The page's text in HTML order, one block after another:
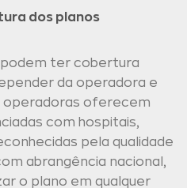
dos planos
ter cobertura
da operadora e
operadoras oferecem
com hospitais,
pela qualidade
abrangência nacional,
o plano em qualquer